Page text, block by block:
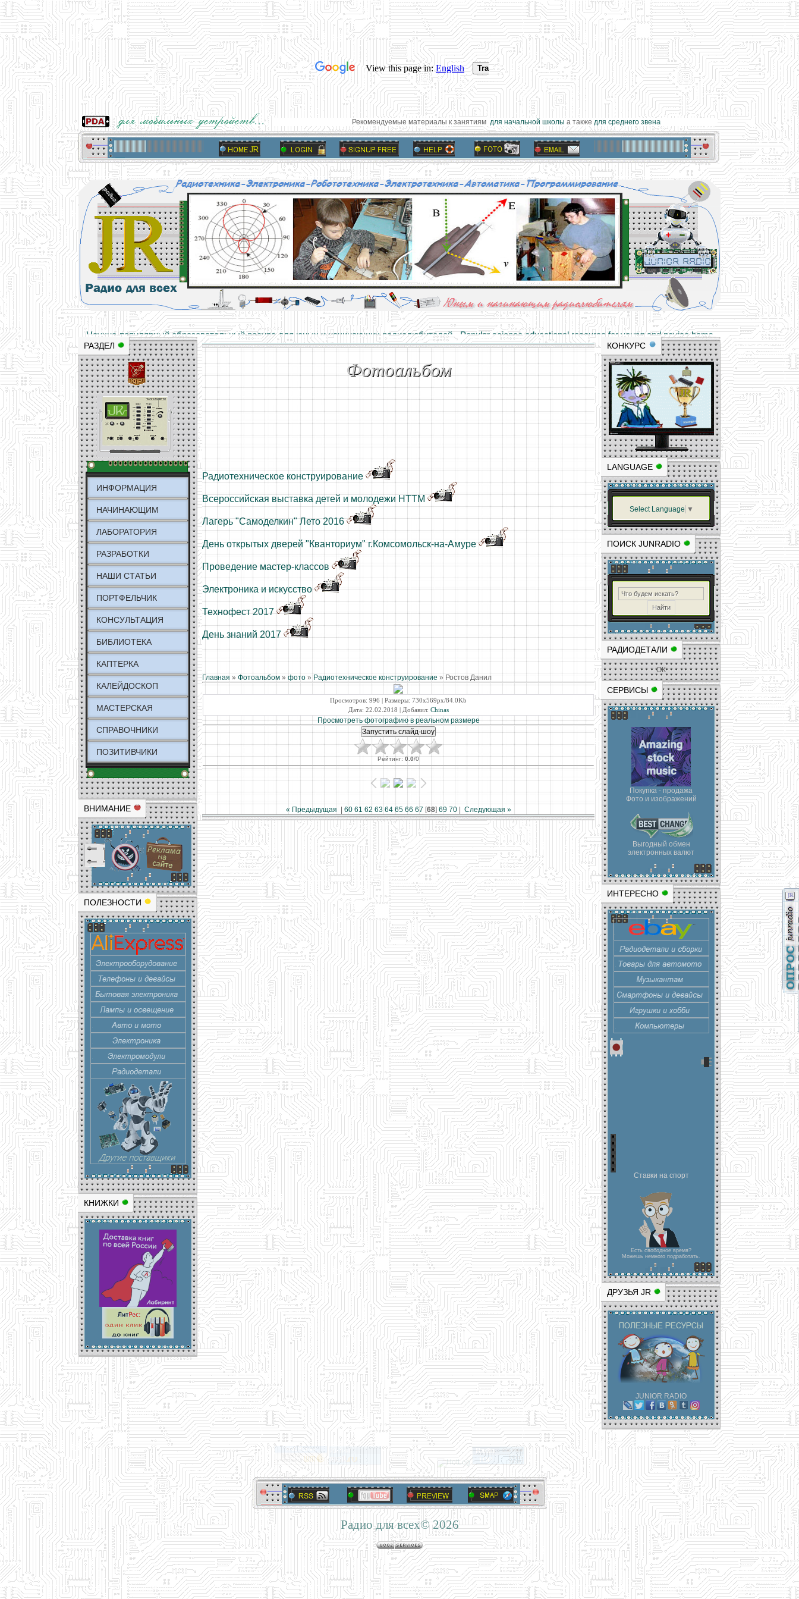
Рекомендуемые материалы к занятиямдля начальной школыа такжедля среднего звена
Научно-популярный образовательный ресурс для юных и начинающих радиолюбителей - Popular science educational resource for young and novice hams
Основы электричества, учебные материалы и опыт профессионалов - Basics of electricity, educational materials and professional experience
РАЗДЕЛ
ИНФОРМАЦИЯ
НАЧИНАЮЩИМ
ЛАБОРАТОРИЯ
РАЗРАБОТКИ
НАШИ СТАТЬИ
ПОРТФЕЛЬЧИК
КОНСУЛЬТАЦИЯ
БИБЛИОТЕКА
КАПТЕРКА
КАЛЕЙДОСКОП
МАСТЕРСКАЯ
СПРАВОЧНИКИ
ПОЗИТИВЧИКИ
ВНИМАНИЕ
ПОЛЕЗНОСТИ
КНИЖКИ
КОНКУРС
LANGUAGE
Select Language ▼
ПОИСК JUNRADIO
РАДИОДЕТАЛИ
ОК
СЕРВИСЫ
Покупка - продажа
Фото и изображений
Выгодный обмен
электронных валют
ИНТЕРЕСНО
Ставки на спорт
Есть свободное время?
Можешь немного подработать.
ДРУЗЬЯ JR
JUNIOR RADIO
Фотоальбом
Радиотехническое конструирование
Всероссийская выставка детей и молодежи НТТМ
Лагерь "Самоделкин" Лето 2016
День открытых дверей "Кванториум" г.Комсомольск-на-Амуре
Проведение мастер-классов
Электроника и искусство
Технофест 2017
День знаний 2017
Главная » Фотоальбом » фото » Радиотехническое конструирование » Ростов Данил
Просмотров: 996 | Размеры: 730x569px/84.0Kb
Дата: 22.02.2018 | Добавил: Chinas
Просмотреть фотографию в реальном размере
Рейтинг:0.0/0
« Предыдущая 60 61 62 63 64 65 66 67 [68] 69 70| Следующая »
Радио для всех© 2026